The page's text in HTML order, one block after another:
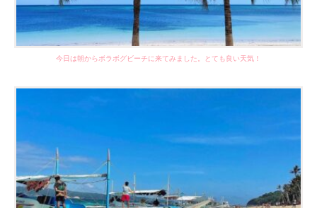
今日は朝からボラボグビーチに来てみました。とても良い天気！